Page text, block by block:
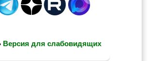
Версия для слабовидящих